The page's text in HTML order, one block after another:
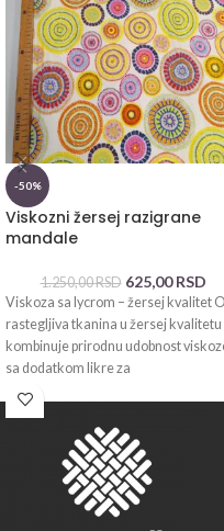
-50%
Viskozni žersej razigrane
mandale
1.250,00RSD 625,00RSD
Viskoza sa lycrom – žersej kvalitet
rastegljiva tkanina u žersej kvalitetu
kombinuje prirodnu udobnost
sa dodatkom likre za